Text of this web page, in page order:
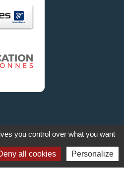
», vous acceptez de
you control over what you want
all cookies Personalize